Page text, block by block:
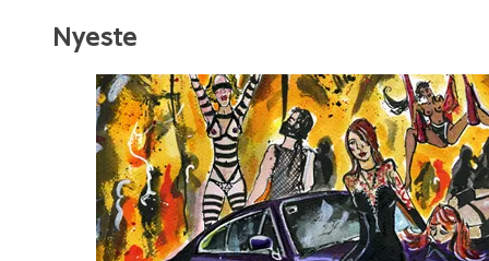
Nyeste